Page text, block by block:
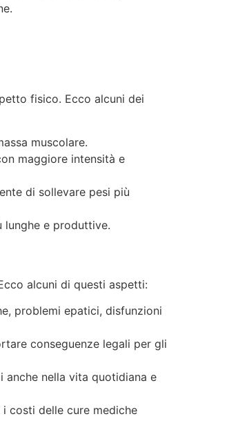
fisico. Ecco alcuni dei
muscolare.
maggiore intensità e
di sollevare pesi più
lunghe e produttive.
alcuni di questi aspetti:
problemi epatici, disfunzioni
conseguenze legali per gli
anche nella vita quotidiana e
costi delle cure mediche